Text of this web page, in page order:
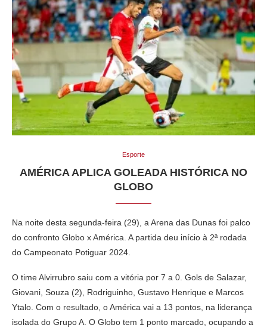
Esporte
AMÉRICA APLICA GOLEADA HISTÓRICA NO
GLOBO
Na noite desta segunda-feira (29), a Arena das Dunas foi palco
do confronto Globo x América. A partida deu início à 2ª rodada
do Campeonato Potiguar 2024.
O time Alvirrubro saiu com a vitória por 7 a 0. Gols de Salazar,
Giovani, Souza (2), Rodriguinho, Gustavo Henrique e Marcos
Ytalo. Com o resultado, o América vai a 13 pontos, na liderança
isolada do Grupo A. O Globo tem 1 ponto marcado, ocupando a